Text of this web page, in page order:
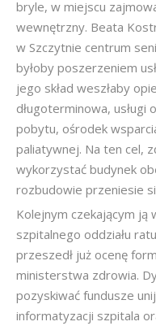
bryle, w miejscu
wewnętrzny. Beata
w Szczytnie centrum
byłoby poszerzeniem
jego skład weszłaby
długoterminowa, usługi
pobytu, ośrodek
paliatywnej. Na ten cel,
wykorzystać budynek
rozbudowie przeniesie
Kolejnym czekającym
szpitalnego oddziału
przeszedł już ocenę
ministerstwa zdrowia.
pozyskiwać fundusze
informatyzacji szpitala